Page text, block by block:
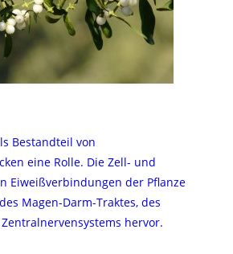
Bestandteil von
eine Rolle. Die Zell- und
Eiweißverbindungen der Pflanze
Magen-Darm-Traktes, des
hervor.